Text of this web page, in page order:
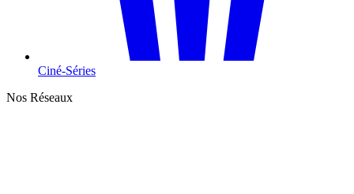
Ciné-Séries
Nos Réseaux